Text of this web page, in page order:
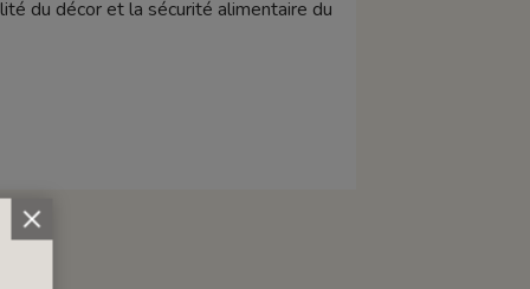
du décor et la sécurité alimentaire du